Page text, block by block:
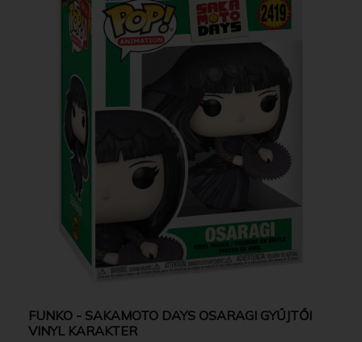
FUNKO - SAKAMOTO DAYS OSARAGI GYŰJTŐI
VINYL KARAKTER